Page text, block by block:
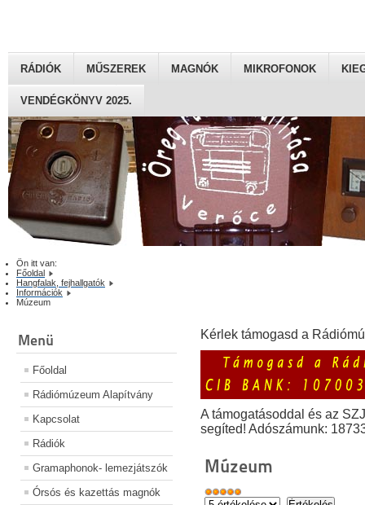
RÁDIÓK MŰSZEREK MAGNÓK MIKROFONOK
VENDÉGKÖNYV 2025.
Ön itt van:
Főoldal
Hangfalak, fejhallgatók
Információk
Múzeum
Menü
Főoldal
Rádiómúzeum Alapítvány
Kapcsolat
Rádiók
Gramaphonok- lemezjátszók
Órsós és kazettás magnók
Kérlek támogasd a
A támogatásoddal és az
segíted! Adószámunk:
Múzeum